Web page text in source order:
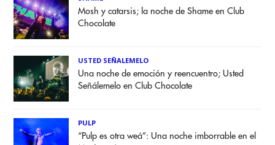
Mosh y catarsis; la noche de Shame en Club
Chocolate
USTED SEÑALEMELO
Una noche de emoción y reencuentro; Usted
Señálemelo en Club Chocolate
PULP
“Pulp es otra weá”: Una noche imborrable en el